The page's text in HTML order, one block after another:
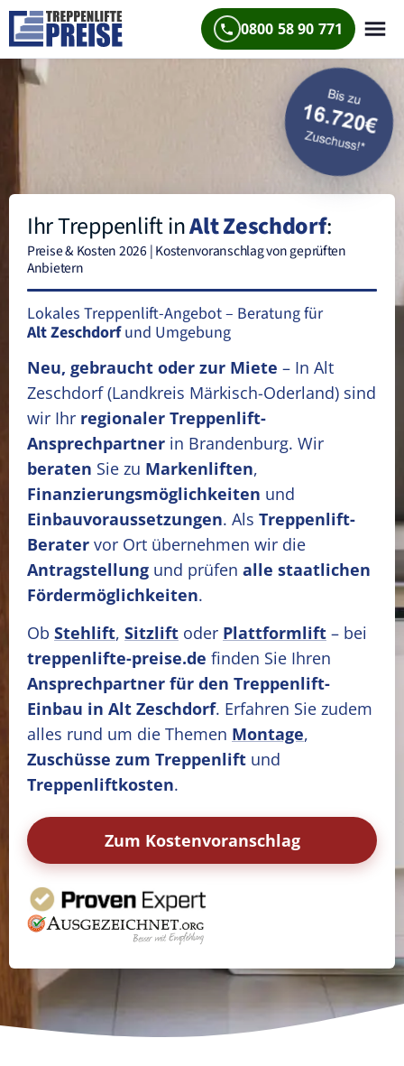
0800 58 90 771
Ihr Treppenlift inAlt Zeschdorf:
Preise & Kosten 2026 | Kostenvoranschlag von geprüften
Anbietern
Lokales Treppenlift-Angebot – Beratung für
Alt Zeschdorfund Umgebung
Neu, gebraucht oder zur Miete – In Alt
Zeschdorf(Landkreis Märkisch-Oderland) sind
wir Ihr regionaler Treppenlift-
Ansprechpartner in Brandenburg. Wir
beraten Sie zu Markenliften,
Finanzierungsmöglichkeiten und
Einbauvoraussetzungen. Als Treppenlift-
Berater vor Ort übernehmen wir die
Antragstellung und prüfen alle staatlichen
Fördermöglichkeiten.
Ob Stehlift, Sitzlift oder Plattformlift – bei
treppenlifte-preise.de finden Sie Ihren
Ansprechpartner für den Treppenlift-
Einbau in Alt Zeschdorf. Erfahren Sie zudem
alles rund um die Themen Montage,
Zuschüsse zum Treppenlift und
Treppenliftkosten.
Zum Kostenvoranschlag